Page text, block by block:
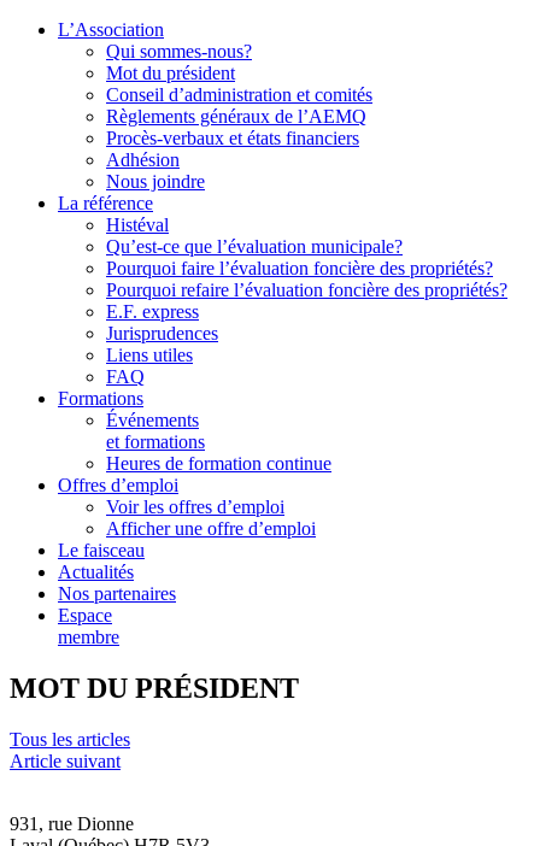
L’Association
Qui sommes-nous?
Mot du président
Conseil d’administration et comités
Règlements généraux de l’AEMQ
Procès-verbaux et états financiers
Adhésion
Nous joindre
La référence
Histéval
Qu’est-ce que l’évaluation municipale?
Pourquoi faire l’évaluation foncière des propriétés?
Pourquoi refaire l’évaluation foncière des propriétés?
E.F. express
Jurisprudences
Liens utiles
FAQ
Formations
Événements
et formations
Heures de formation continue
Offres d’emploi
Voir les offres d’emploi
Afficher une offre d’emploi
Le faisceau
Actualités
Nos partenaires
Espace
membre
MOT DU PRÉSIDENT
Tous les articles
Article suivant
931, rue Dionne